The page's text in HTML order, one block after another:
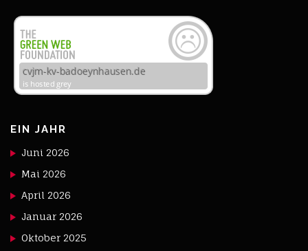
EIN JAHR
Juni 2026
Mai 2026
April 2026
Januar 2026
Oktober 2025